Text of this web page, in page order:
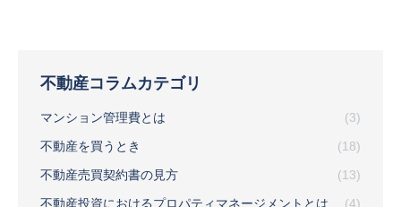
不動産コラムカテゴリ
マンション管理費とは
(3)
不動産を買うとき
(18)
不動産売買契約書の見方
(13)
不動産投資におけるプロパティマネージメントとは
(4)